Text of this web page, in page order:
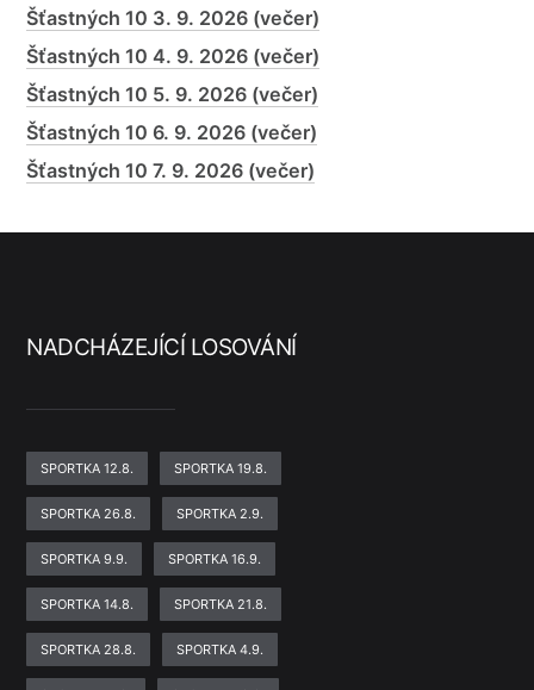
Šťastných 10 3. 9. 2026 (večer)
Šťastných 10 4. 9. 2026 (večer)
Šťastných 10 5. 9. 2026 (večer)
Šťastných 10 6. 9. 2026 (večer)
Šťastných 10 7. 9. 2026 (večer)
NADCHÁZEJÍCÍ LOSOVÁNÍ
SPORTKA 12.8. SPORTKA 19.8.
SPORTKA 26.8. SPORTKA 2.9.
SPORTKA 9.9. SPORTKA 16.9.
SPORTKA 14.8. SPORTKA 21.8.
SPORTKA 28.8. SPORTKA 4.9.